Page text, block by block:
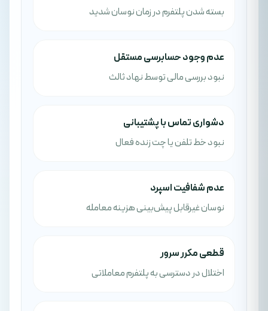
بسته شدن پلتفرم در زمان نوسان شدید
عدم وجود حسابرسی مستقل
نبود بررسی مالی توسط نهاد ثالث
دشواری تماس با پشتیبانی
نبود خط تلفن یا چت زنده فعال
عدم شفافیت اسپرد
نوسان غیرقابل پیش‌بینی هزینه معامله
قطعی مکرر سرور
اختلال در دسترسی به پلتفرم معاملاتی